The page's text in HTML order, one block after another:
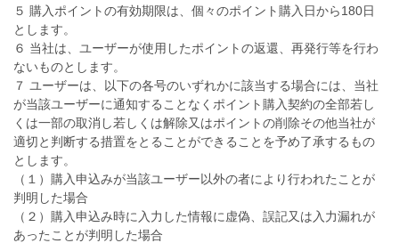
５ 購入ポイントの有効期限は、個々のポイント購入日から180日
とします。
６ 当社は、ユーザーが使用したポイントの返還、再発行等を行わ
ないものとします。
７ ユーザーは、以下の各号のいずれかに該当する場合には、当社
が当該ユーザーに通知することなくポイント購入契約の全部若し
くは一部の取消し若しくは解除又はポイントの削除その他当社が
適切と判断する措置をとることができることを予め了承するもの
とします。
（１）購入申込みが当該ユーザー以外の者により行われたことが
判明した場合
（２）購入申込み時に入力した情報に虚偽、誤記又は入力漏れが
あったことが判明した場合